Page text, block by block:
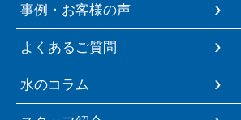
事例・お客様の声
よくあるご質問
水のコラム